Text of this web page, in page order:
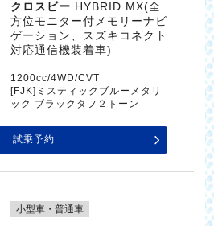
クロスビー HYBRID MX(全
方位モニター付メモリーナビ
ゲーション、スズキコネクト
対応通信機装着車)
1200cc/4WD/CVT
[FJK]ミスティックブルーメタリ
ック ブラックタフ２トーン
試乗予約
小型車・普通車